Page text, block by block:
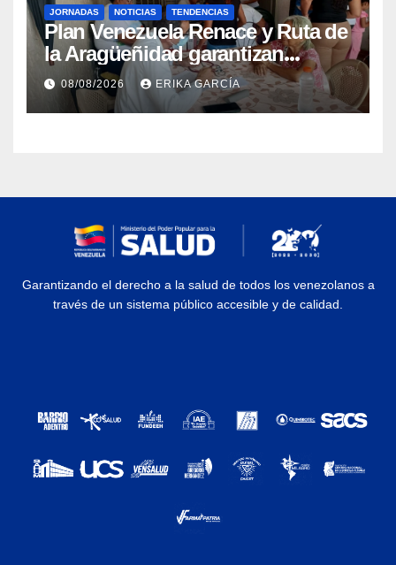
JORNADAS NOTICIAS TENDENCIAS
Plan Venezuela Renace y Ruta de
la Aragüeñidad garantizan
atención médica integral en
Aragua
08/08/2026 ERIKA GARCÍA
Garantizando el derecho a la salud de todos los venezolanos a
través de un sistema público accesible y de calidad.